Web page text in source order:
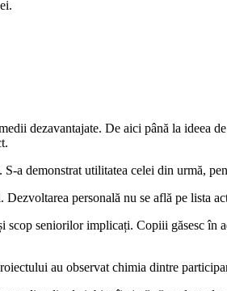
dezavantajate. De aici până la ideea
demonstrat utilitatea celei din urmă,
personală nu se află pe lista
scop seniorilor implicați. Copiii găsesc
au observat chimia dintre